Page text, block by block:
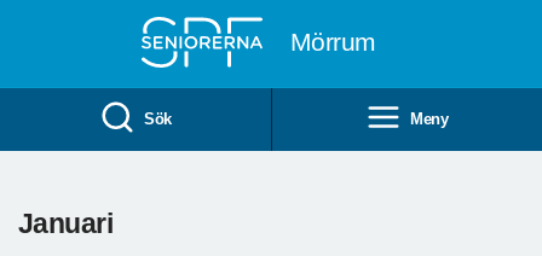
Mörrum
Sök Meny
Januari